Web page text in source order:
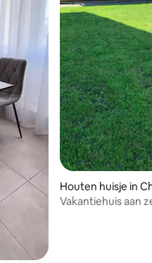
Houten huisje in
Vakantiehuis aan